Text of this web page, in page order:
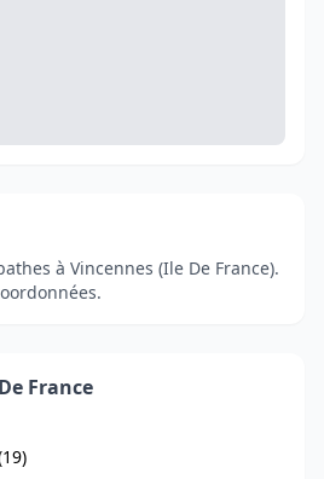
à Vincennes (Ile De France).
France